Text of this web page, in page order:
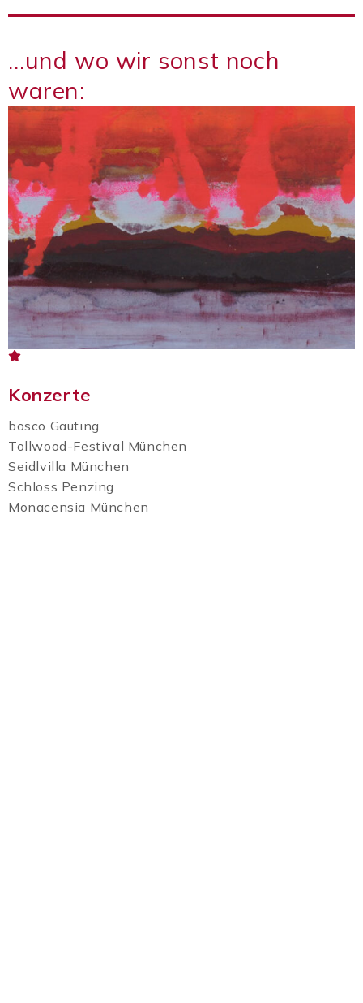
…und wo wir sonst noch
waren:
Konzerte
bosco Gauting
Tollwood-Festival München
Seidlvilla München
Schloss Penzing
Monacensia München